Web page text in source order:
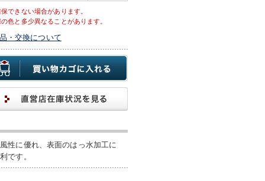
できない場合があります。
色と多少異なることがあります。
・交換について
性に優れ、表面のはっ水加工に
です。